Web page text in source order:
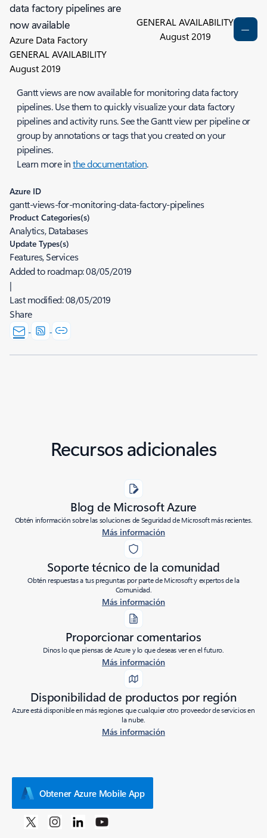
data factory pipelines are
now available
Azure Data Factory
GENERAL AVAILABILITY
August 2019
GENERAL AVAILABILITY
August 2019
Gantt views are now available for monitoring data factory
pipelines. Use them to quickly visualize your data factory
pipelines and activity runs. See the Gantt view per pipeline or
group by annotations or tags that you created on your
pipelines.
Learn more inthe documentation.
Azure ID
gantt-views-for-monitoring-data-factory-pipelines
Product Categories(s)
Analytics, Databases
Update Types(s)
Features, Services
Added to roadmap:08/05/2019
|
Last modified:08/05/2019
Share
Recursos adicionales
Blog de Microsoft Azure
Obtén información sobre las soluciones de Seguridad de Microsoft más recientes.
Más información
Soporte técnico de la comunidad
Obtén respuestas a tus preguntas por parte de Microsoft y expertos de la
Comunidad.
Más información
Proporcionar comentarios
Dinos lo que piensas de Azure y lo que deseas ver en el futuro.
Más información
Disponibilidad de productos por región
Azure está disponible en más regiones que cualquier otro proveedor de servicios en
la nube.
Más información
Obtener Azure Mobile App